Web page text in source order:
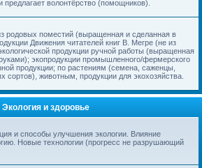
предлагает волонтёрство (помощников).
родовых поместий (выращенная и сделанная в
Движения читателей книг В. Мегре (не из
продукции ручной работы (выращенная
экопродукции промышленного/фермерского
продукции; по растениям (семена, саженцы,
сортов), животным, продукции для экохозяйства.
Экология и здоровье
и способы улучшения экологии. Влияние
Новые технологии (прогресс не разрушающий